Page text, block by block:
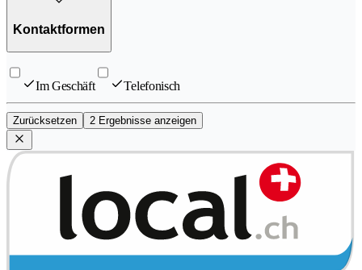
Kontaktformen
Im Geschäft Telefonisch
Zurücksetzen 2 Ergebnisse anzeigen